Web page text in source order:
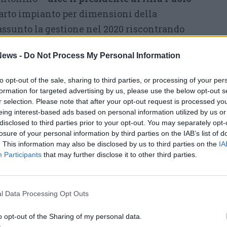
- Do Not Process My Personal Information
opt-out of the sale, sharing to third parties, or processing of your
for targeted advertising by us, please use the below opt-out
selection. Please note that after your opt-out request is processed
interest-based ads based on personal information utilized by us
to third parties prior to your opt-out. You may separately
of your personal information by third parties on the IAB’s list of
This information may also be disclosed by us to third parties on the
Participants that may further disclose it to other third parties.
Data Processing Opt Outs
opt-out of the Sharing of my personal data.
impianto per dimensioni della
la gestione nel 2020 riscontrando
causa di diverse non conformità. In
di ammodernamento e migliorie
rispetta perfettamente tutti i parametri
acqua di ottima qualità, tanto
alBIOrelle premiato oggi.Un progetto
attività da noi svolte per la tutela di
, e che hanno portato al risanamento, ad
e del Ceresio, tornati balneabili. Infine,
ittico, Alfa ha siglato un accordo
sezione della Federazione pesca sportiva
di pesci e avannotti nelle acque
di Varese».